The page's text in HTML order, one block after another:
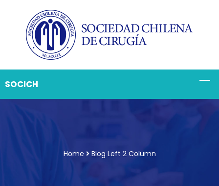
Home Blog Left 2 Column